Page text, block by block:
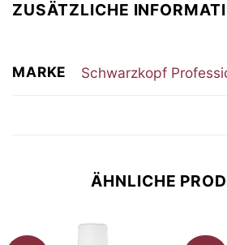
ZUSÄTZLICHE
MARKE Schwarzkopf
ÄHNLICHE